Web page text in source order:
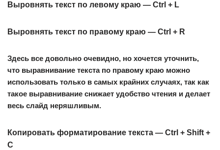
Выровнять текст по левому краю — Ctrl + L
Выровнять текст по правому краю — Ctrl + R
Здесь все довольно очевидно, но хочется уточнить,
что выравнивание текста по правому краю можно
использовать только в самых крайних случаях, так как
такое выравнивание снижает удобство чтения и делает
весь слайд неряшливым.
Копировать форматирование текста — Ctrl + Shift +
C